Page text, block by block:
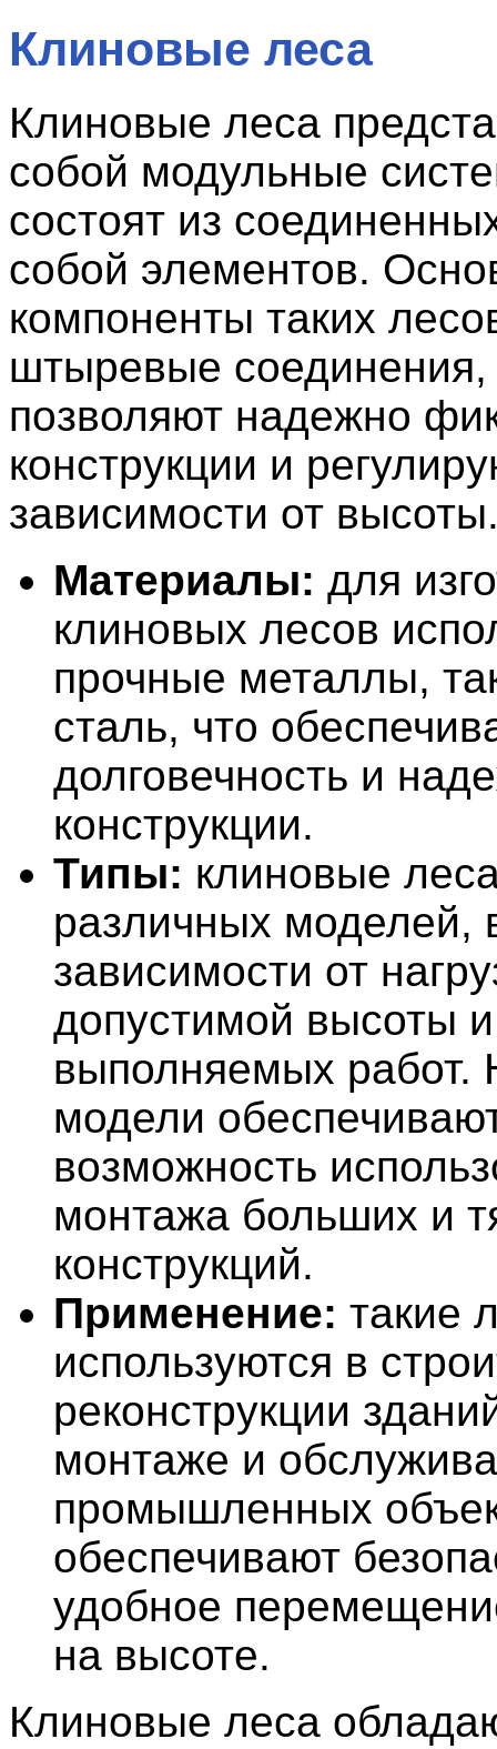
Клиновые леса
Клиновые леса
собой модульные
состоят из
собой элементов.
компоненты таких
штыревые соединения,
позволяют надежно
конструкции и
зависимости от
Материалы: для
клиновых лесов
прочные металлы,
сталь, что
долговечность и
конструкции.
Типы: клиновые
различных моделей,
зависимости от
допустимой высоты
выполняемых работ.
модели
возможность
монтажа больших и
конструкций.
Применение: такие
используются в
реконструкции
монтаже и
промышленных
обеспечивают
удобное
на высоте.
Клиновые леса